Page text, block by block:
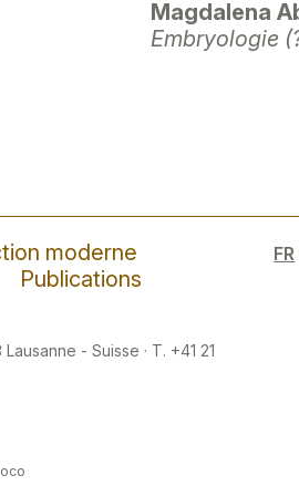
Magdalena
Embryologie
moderne
Publications
- Suisse · T. +41 21
FR